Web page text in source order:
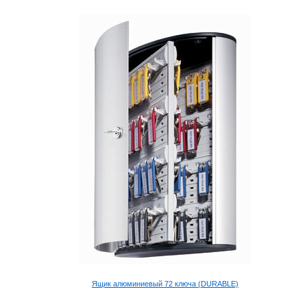
Ящик алюминиевый 72 ключа (DURABLE)